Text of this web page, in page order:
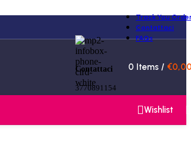
Track You
Contattaci
FAQs
Contattaci
3770891154
0 Items / €
Wishlist